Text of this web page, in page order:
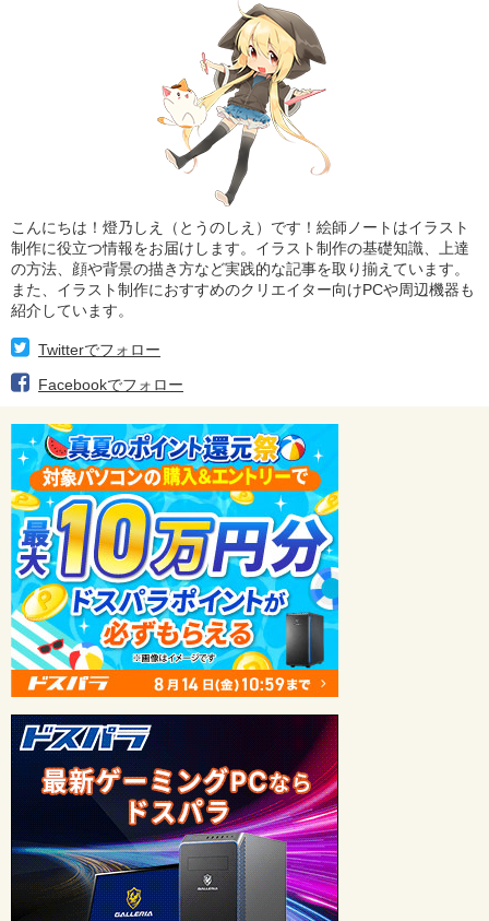
こんにちは！燈乃しえ（とうのしえ）です！絵師ノートはイラスト
制作に役立つ情報をお届けします。イラスト制作の基礎知識、上達
の方法、顔や背景の描き方など実践的な記事を取り揃えています。
また、イラスト制作におすすめのクリエイター向けPCや周辺機器も
紹介しています。
Twitterでフォロー
Facebookでフォロー